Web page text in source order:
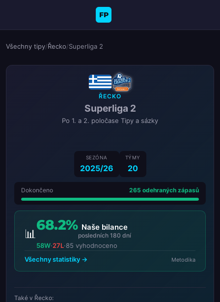
FP
Všechny tipy/Řecko/Superliga 2
ŘECKO
Superliga 2
Po 1. a 2. poločase Tipy a sázky
SEZÓNA
2025/26
TÝMY
20
Dokončeno 265 odehraných zápasů
📊
68.2% Naše bilance
posledních 180 dní
58W·27L·85 vyhodnoceno
Všechny statistiky →
Metodika
Také v Řecko: